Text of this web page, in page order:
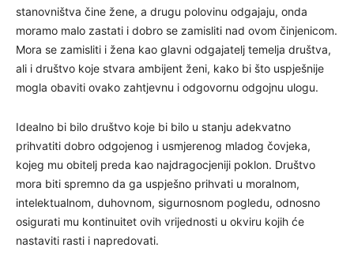
stanovništva čine žene, a drugu polovinu odgajaju, onda
moramo malo zastati i dobro se zamisliti nad ovom činjenicom.
Mora se zamisliti i žena kao glavni odgajatelj temelja društva,
ali i društvo koje stvara ambijent ženi, kako bi što uspješnije
mogla obaviti ovako zahtjevnu i odgovornu odgojnu ulogu.
Idealno bi bilo društvo koje bi bilo u stanju adekvatno
prihvatiti dobro odgojenog i usmjerenog mladog čovjeka,
kojeg mu obitelj preda kao najdragocjeniji poklon. Društvo
mora biti spremno da ga uspješno prihvati u moralnom,
intelektualnom, duhovnom, sigurnosnom pogledu, odnosno
osigurati mu kontinuitet ovih vrijednosti u okviru kojih će
nastaviti rasti i napredovati.